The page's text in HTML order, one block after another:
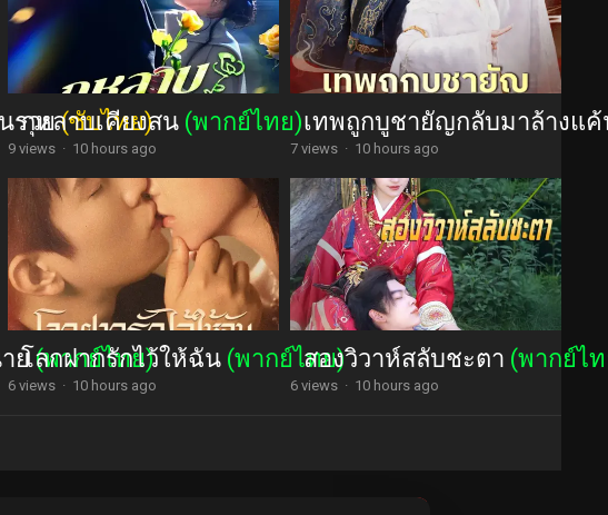
รวย(ซับไทย)
กุหลาบเคียงสน (พากย์ไทย)
9 views · 10 hours ago
เทพถูกบูชายัญกลับมาล้างแ
7 views · 10 hours ago
าย(พากย์ไทย)
โลกฝากรักไว้ให้ฉัน (พากย์ไทย)
6 views · 10 hours ago
สองวิวาห์สลับชะตา (พากย์ไ
6 views · 10 hours ago